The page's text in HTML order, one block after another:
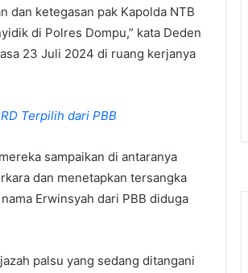
dan ketegasan pak Kapolda NTB
di Polres Dompu,” kata Deden
23 Juli 2024 di ruang kerjanya
Terpilih dari PBB
sampaikan di antaranya
dan menetapkan tersangka
Erwinsyah dari PBB diduga
palsu yang sedang ditangani